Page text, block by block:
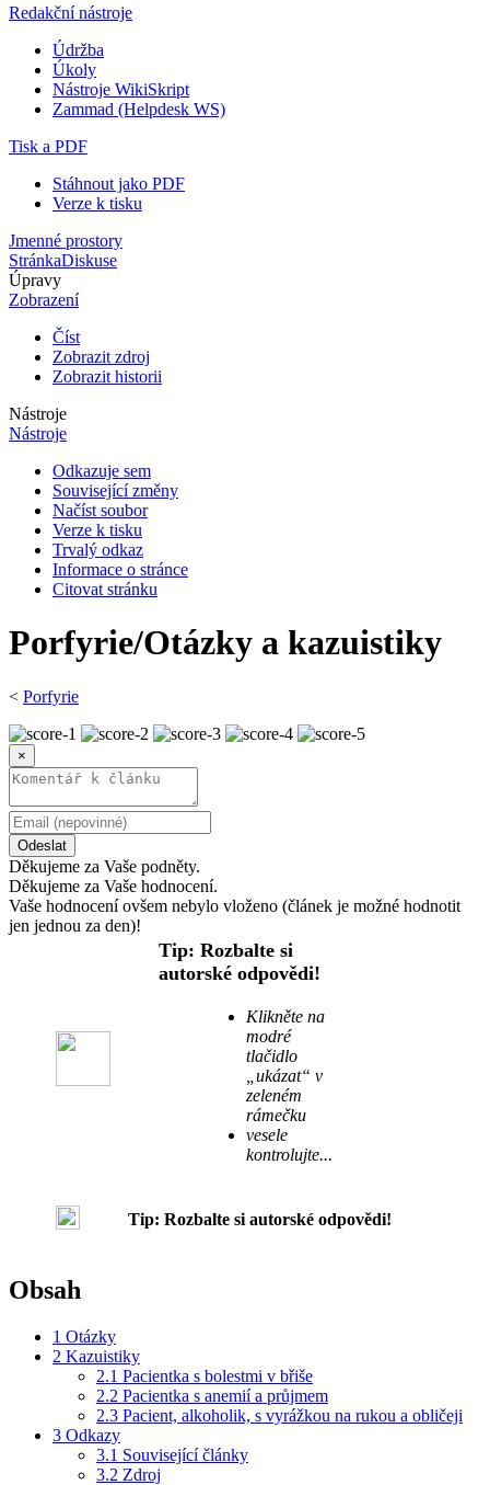
Redakční nástroje
Údržba
Úkoly
Nástroje WikiSkript
Zammad (Helpdesk WS)
Tisk a PDF
Stáhnout jako PDF
Verze k tisku
Jmenné prostory
StránkaDiskuse
Úpravy
Zobrazení
Číst
Zobrazit zdroj
Zobrazit historii
Nástroje
Nástroje
Odkazuje sem
Související změny
Načíst soubor
Verze k tisku
Trvalý odkaz
Informace o stránce
Citovat stránku
Porfyrie/Otázky a kazuistiky
< Porfyrie
×
Odeslat
Děkujeme za Vaše podněty.
Děkujeme za Vaše hodnocení.
Vaše hodnocení ovšem nebylo vloženo (článek je možné hodnotit
jen jednou za den)!
Tip: Rozbalte si
autorské odpovědi!
Klikněte na
modré
tlačidlo
„ukázat“ v
zeleném
rámečku
vesele
kontrolujte...
Tip: Rozbalte si autorské odpovědi!
Obsah
1 Otázky
2 Kazuistiky
2.1 Pacientka s bolestmi v břiše
2.2 Pacientka s anemií a průjmem
2.3 Pacient, alkoholik, s vyrážkou na rukou a obličeji
3 Odkazy
3.1 Související články
3.2 Zdroj